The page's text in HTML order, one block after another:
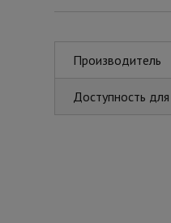
Производитель
Доступность для